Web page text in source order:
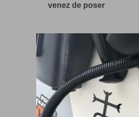
venez de poser